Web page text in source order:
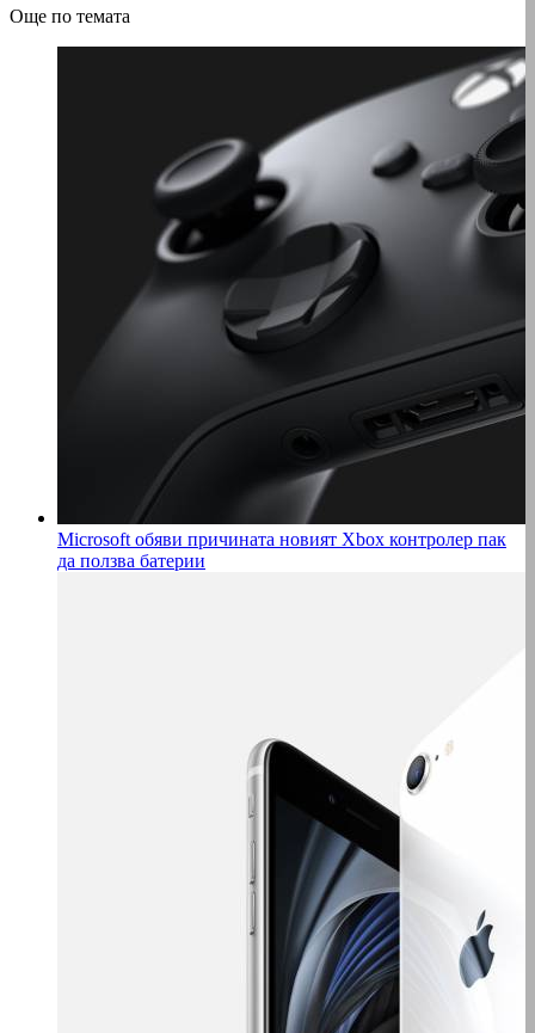
Още по темата
Microsoft обяви причината новият Xbox контролер пак
да ползва батерии